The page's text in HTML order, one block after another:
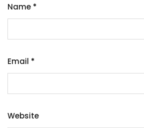
Name *
Email *
Website